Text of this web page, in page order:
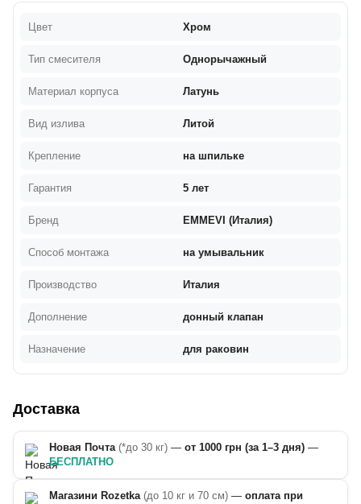
Цвет Хром
Тип смесителя Однорычажный
Материал корпуса Латунь
Вид излива Литой
Крепление на шпильке
Гарантия 5 лет
Бренд EMMEVI (Италия)
Способ монтажа на умывальник
Производство Италия
Дополнение донный клапан
Назначение для раковин
Доставка
Новая Почта (*до 30 кг) — от 1000 грн (за 1–3 дня) —
БЕСПЛАТНО
Магазини Rozetka (до 10 кг и 70 см) — оплата при